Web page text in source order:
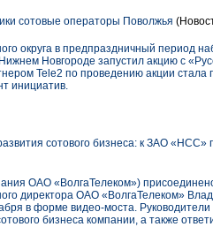
сотовые операторы Поволжья
округа в предпраздничный период
Новгороде запустил акцию с
Tele2 по проведению акции стала
инициатив.
сотового бизнеса: к ЗАО
ОАО «ВолгаТелеком»)
директора ОАО «ВолгаТелеком»
в форме видео-моста. Руководители
бизнеса компании, а также